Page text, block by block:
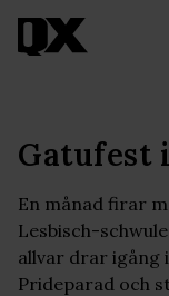
Gatufest
En månad firar
Lesbisch-
allvar drar igång
Prideparad och